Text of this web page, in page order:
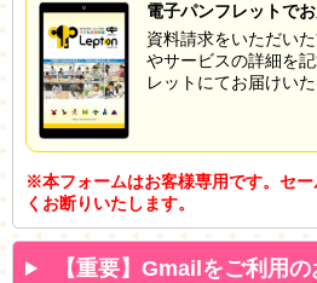
電子パンフレットで
資料請求をいただい
やサービスの詳細を
レットにてお届けいた
※本フォームはお客様専用です。セ
くお断りいたします。
【重要】Gmailをご利用